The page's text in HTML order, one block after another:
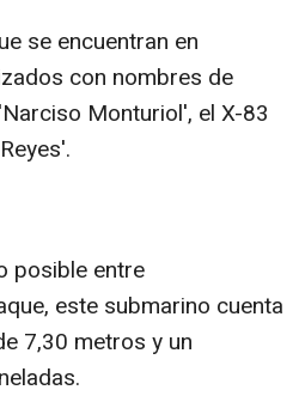
se encuentran en
con nombres de
Monturiol', el X-83
posible entre
este submarino cuenta
7,30 metros y un